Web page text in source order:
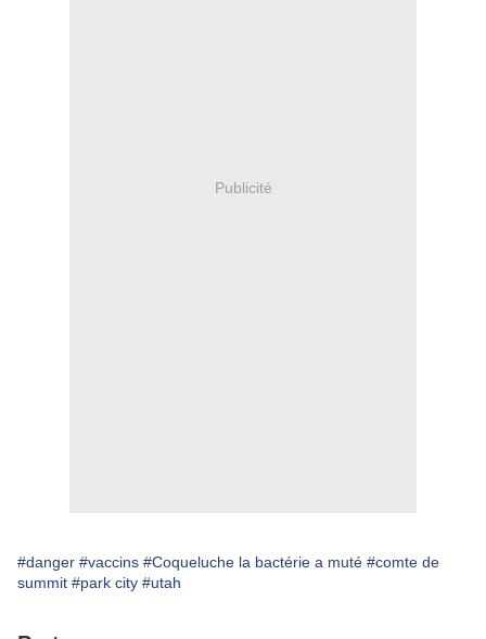
Publicité
#danger #vaccins #Coqueluche la bactérie a muté #comte de
summit #park city #utah